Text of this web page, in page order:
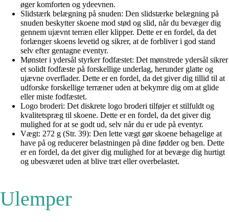
øger komforten og ydeevnen.
Slidstærk belægning på snuden: Den slidstærke belægning på
snuden beskytter skoene mod stød og slid, når du bevæger dig
gennem ujævnt terræn eller klipper. Dette er en fordel, da det
forlænger skoens levetid og sikrer, at de forbliver i god stand
selv efter gentagne eventyr.
Mønster i ydersål styrker fodfæstet: Det mønstrede ydersål sikrer
et solidt fodfæste på forskellige underlag, herunder glatte og
ujævne overflader. Dette er en fordel, da det giver dig tillid til at
udforske forskellige terræner uden at bekymre dig om at glide
eller miste fodfæstet.
Logo broderi: Det diskrete logo broderi tilføjer et stilfuldt og
kvalitetspræg til skoene. Dette er en fordel, da det giver dig
mulighed for at se godt ud, selv når du er ude på eventyr.
Vægt: 272 g (Str. 39): Den lette vægt gør skoene behagelige at
have på og reducerer belastningen på dine fødder og ben. Dette
er en fordel, da det giver dig mulighed for at bevæge dig hurtigt
og ubesværet uden at blive træt eller overbelastet.
Ulemper